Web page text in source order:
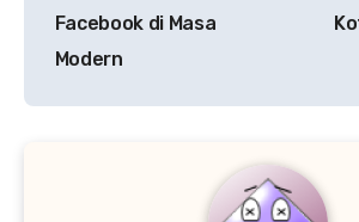
Facebook di Masa
Modern